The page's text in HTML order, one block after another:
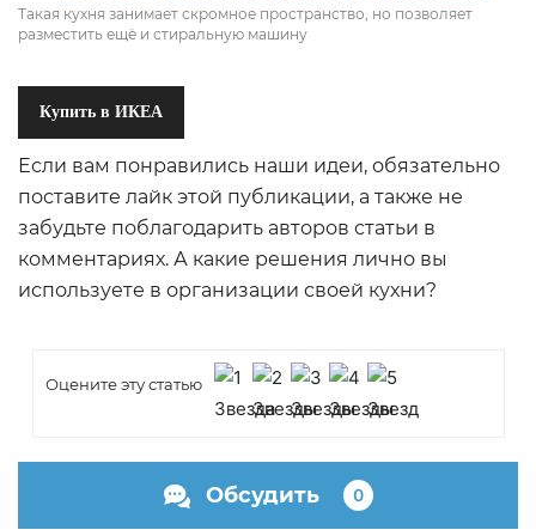
Такая кухня занимает скромное пространство, но позволяет
разместить ещё и стиральную машину
Купить в ИКЕА
Если вам понравились наши идеи, обязательно
поставите лайк этой публикации, а также не
забудьте поблагодарить авторов статьи в
комментариях. А какие решения лично вы
используете в организации своей кухни?
Оцените эту статью
Обсудить 0